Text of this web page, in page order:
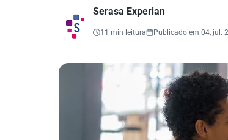
Serasa Experian
11 min leitura Publicado em 04, jul.